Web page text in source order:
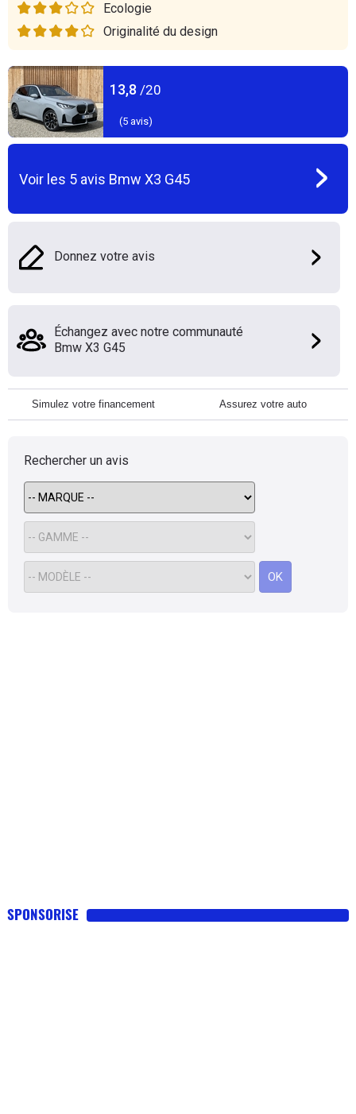
Ecologie
Originalité du design
13,8 /20
(5avis)
Voir les 5 avis Bmw X3 G45
Donnez votre avis
Échangez avec notre communauté
Bmw X3 G45
Simulez votre financement Assurez votre auto
Rechercher un avis
OK
SPONSORISE